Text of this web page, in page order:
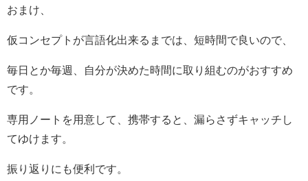
おまけ、
仮コンセプトが言語化出来るまでは、短時間で良いので、
毎日とか毎週、自分が決めた時間に取り組むのがおすすめ
です。
専用ノートを用意して、携帯すると、漏らさずキャッチし
てゆけます。
振り返りにも便利です。